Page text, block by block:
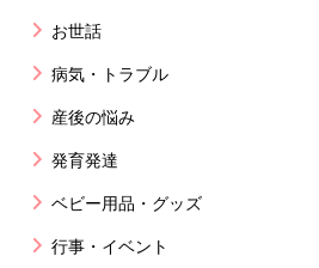
お世話
病気・トラブル
産後の悩み
発育発達
ベビー用品・グッズ
行事・イベント